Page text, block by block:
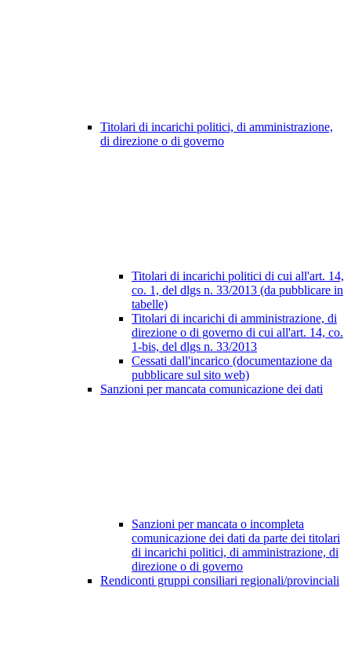
Titolari di incarichi politici, di amministrazione,
di direzione o di governo
Titolari di incarichi politici di cui all'art. 14,
co. 1, del dlgs n. 33/2013 (da pubblicare in
tabelle)
Titolari di incarichi di amministrazione, di
direzione o di governo di cui all'art. 14, co.
1-bis, del dlgs n. 33/2013
Cessati dall'incarico (documentazione da
pubblicare sul sito web)
Sanzioni per mancata comunicazione dei dati
Sanzioni per mancata o incompleta
comunicazione dei dati da parte dei titolari
di incarichi politici, di amministrazione, di
direzione o di governo
Rendiconti gruppi consiliari regionali/provinciali